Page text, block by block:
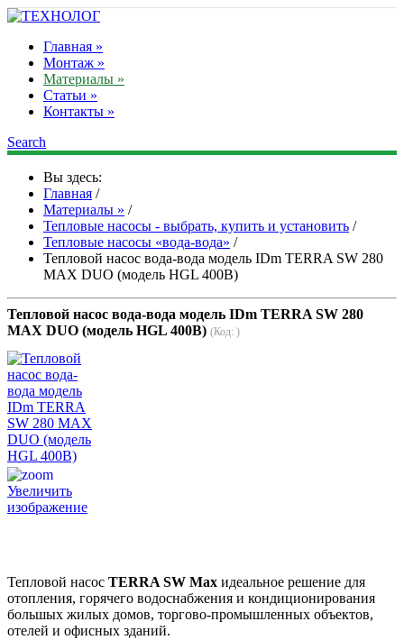
Главная »
Монтаж »
Материалы »
Статьи »
Контакты »
Search
Вы здесь:
Главная /
Материалы » /
Тепловые насосы - выбрать, купить и установить /
Тепловые насосы «вода-вода» /
Тепловой насос вода-вода модель IDm TERRA SW 280
MAX DUO (модель HGL 400В)
Тепловой насос вода-вода модель IDm TERRA SW 280
MAX DUO (модель HGL 400В) (Код: )
Увеличить
изображение
Тепловой насос TERRA SW Max идеальное решение для
отопления, горячего водоснабжения и кондиционирования
большых жилых домов, торгово-промышленных объектов,
отелей и офисных зданий.